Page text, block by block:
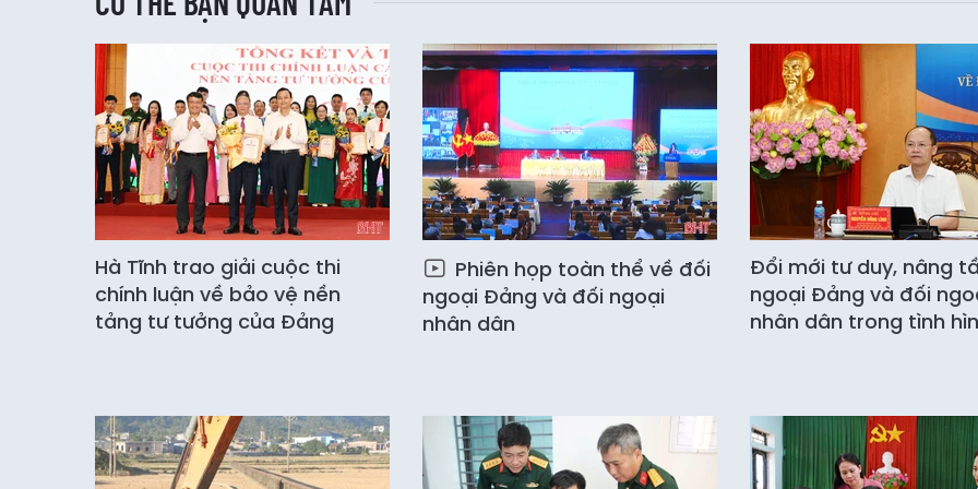
Hà Tĩnh trao giải cuộc thi
chính luận về bảo vệ nền
tảng tư tưởng của Đảng
Phiên họp toàn thể về đối
ngoại Đảng và đối ngoại
nhân dân
Đổi mới tư duy, nâng
ngoại Đảng và đối
nhân dân trong tình